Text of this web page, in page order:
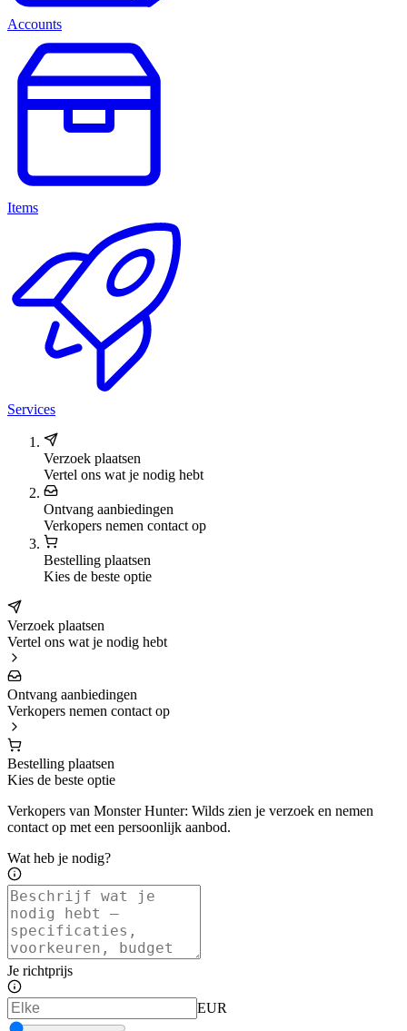
Accounts
Items
Services
Verzoek plaatsen
Vertel ons wat je nodig hebt
Ontvang aanbiedingen
Verkopers nemen contact op
Bestelling plaatsen
Kies de beste optie
Verzoek plaatsen
Vertel ons wat je nodig hebt
Ontvang aanbiedingen
Verkopers nemen contact op
Bestelling plaatsen
Kies de beste optie
Verkopers van Monster Hunter: Wilds zien je verzoek en nemen
contact op met een persoonlijk aanbod.
Wat heb je nodig?
Je richtprijs
EUR